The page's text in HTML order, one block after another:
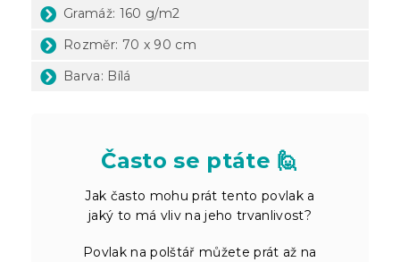
Gramáž: 160 g/m2
Rozměr: 70 x 90 cm
Barva: Bílá
Často se ptáte 🙋
Jak často mohu prát tento povlak a
jaký to má vliv na jeho trvanlivost?
Povlak na polštář můžete prát až na